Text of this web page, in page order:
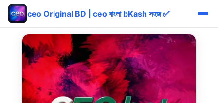
ceo Original BD | ceo বাংলা bKash সহজ ✅